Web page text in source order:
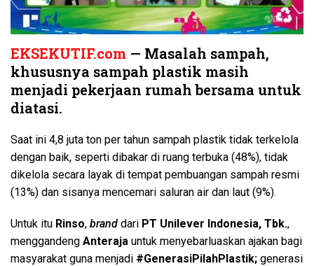
EKSEKUTIF.com — Masalah sampah,
khususnya sampah plastik masih
menjadi pekerjaan rumah bersama untuk
diatasi.
Saat ini 4,8 juta ton per tahun sampah plastik tidak terkelola
dengan baik, seperti dibakar di ruang terbuka (48%), tidak
dikelola secara layak di tempat pembuangan sampah resmi
(13%) dan sisanya mencemari saluran air dan laut (9%).
Untuk itu Rinso, brand dari PT Unilever Indonesia, Tbk.,
menggandeng Anteraja untuk menyebarluaskan ajakan bagi
masyarakat guna menjadi #GenerasiPilahPlastik; generasi